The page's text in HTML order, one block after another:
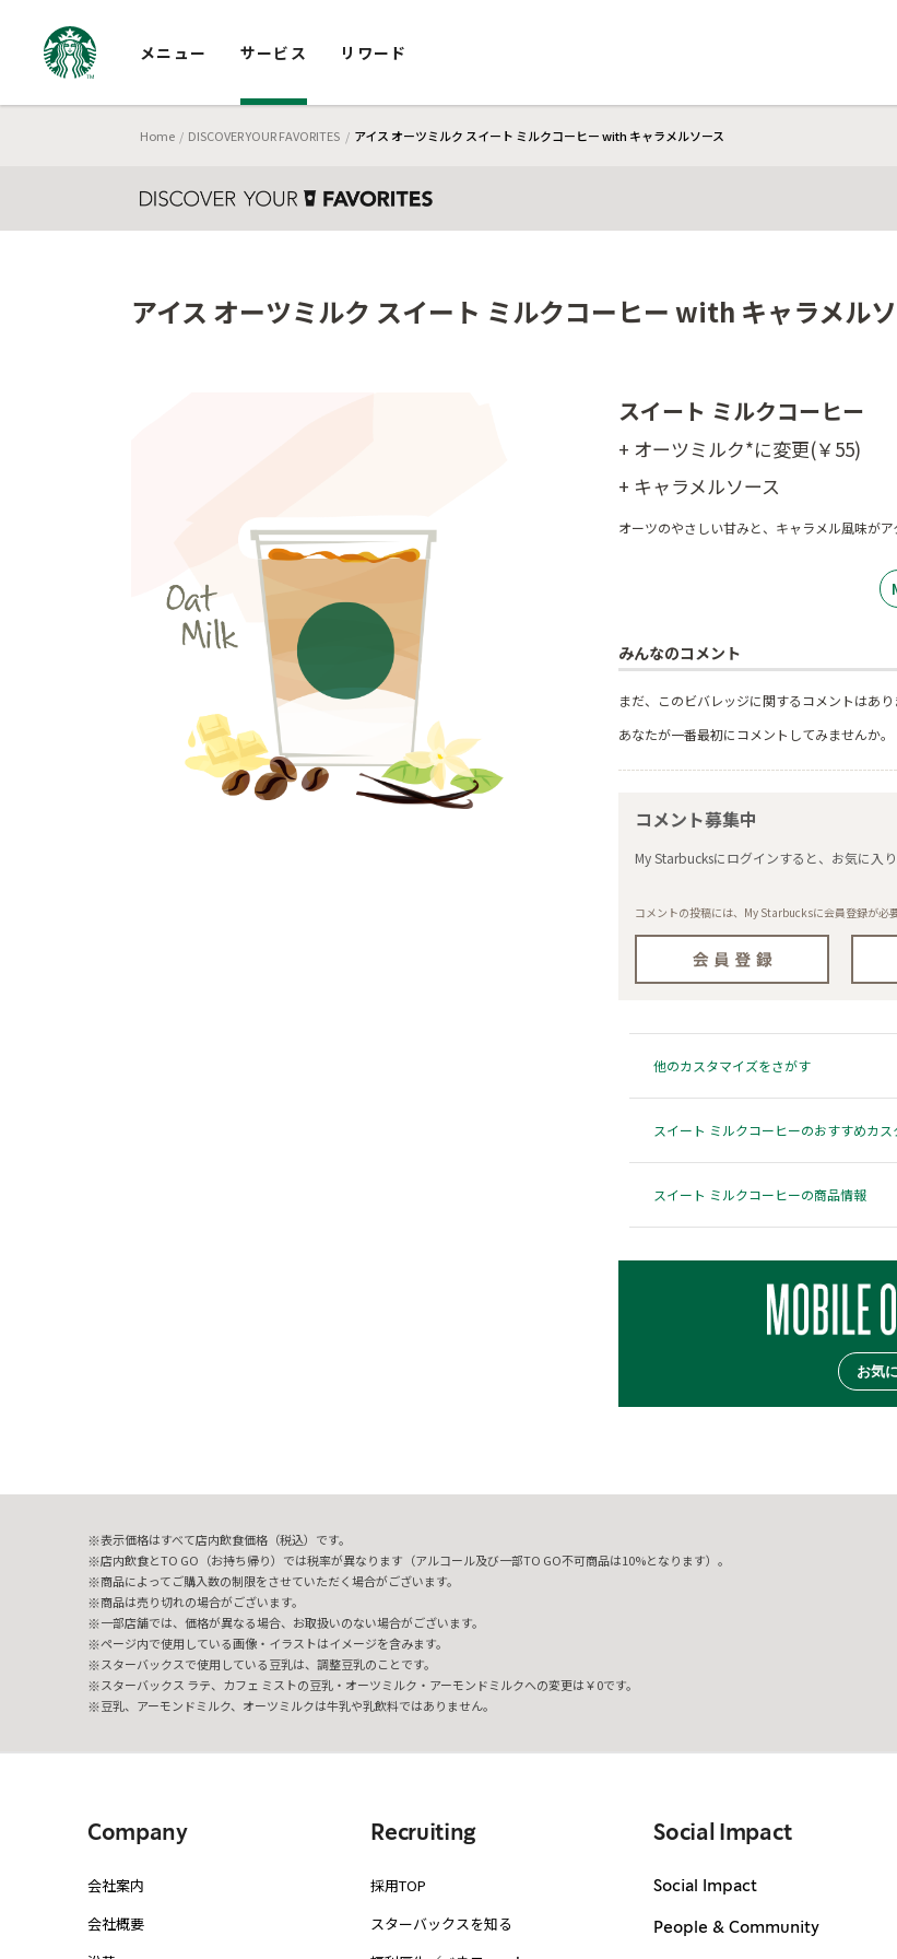
メニュー サービス リワード
Home DISCOVER YOUR FAVORITES アイス オーツミルク スイート ミルクコーヒー with キャラメルソース
アイス オーツミルク スイート ミルクコーヒー with キャラメル
スイート ミルクコーヒー
+ オーツミルク*に変更(￥55)
+ キャラメルソース
オーツのやさしい甘みと、キャラメル風味がア
みんなのコメント
まだ、このビバレッジに関するコメントはあり
あなたが一番最初にコメントしてみませんか。
コメント募集中
My Starbucksにログインすると、お気に入
コメントの投稿には、My Starbucksに会員登録が必要
他のカスタマイズをさがす
スイート ミルクコーヒーのおすすめカス
スイート ミルクコーヒーの商品情報
お気
表示価格はすべて店内飲食価格（税込）です。
店内飲食とTO GO（お持ち帰り）では税率が異なります（アルコール及び一部TO GO不可商品は10%となります）。
商品によってご購入数の制限をさせていただく場合がございます。
商品は売り切れの場合がございます。
一部店舗では、価格が異なる場合、お取扱いのない場合がございます。
ページ内で使用している画像・イラストはイメージを含みます。
スターバックスで使用している豆乳は、調整豆乳のことです。
スターバックス ラテ、カフェ ミストの豆乳・オーツミルク・アーモンドミルクへの変更は￥0です。
豆乳、アーモンドミルク、オーツミルクは牛乳や乳飲料ではありません。
Company
会社案内
会社概要
Recruiting
採用TOP
スターバックスを知る
Social Impact
Social Impact
People & Community